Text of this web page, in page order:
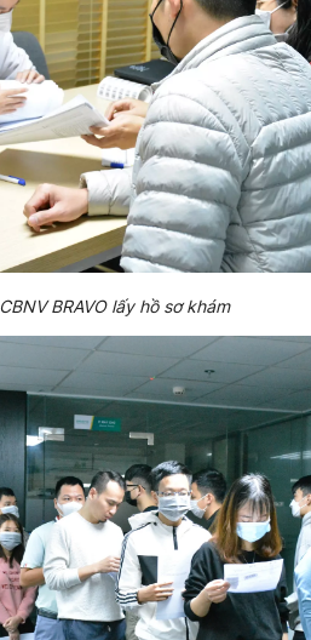
CBNV BRAVO lấy hồ sơ khám